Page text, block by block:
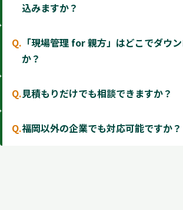
込みますか？
Q. 「現場管理 for 親方」はどこでダウ
か？
Q.見積もりだけでも相談できますか？
Q.福岡以外の企業でも対応可能ですか？